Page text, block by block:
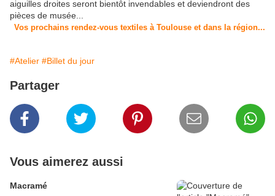
aiguilles droites seront bientôt invendables et deviendront des
pièces de musée...
Vos prochains rendez-vous textiles à Toulouse et dans la région...
#Atelier #Billet du jour
Partager
Vous aimerez aussi
Macramé